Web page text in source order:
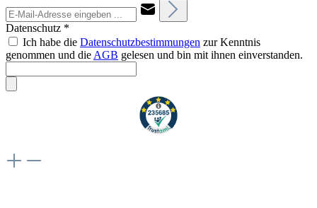
Datenschutz *
Ich habe die Datenschutzbestimmungen zur Kenntnis
genommen und die AGB gelesen und bin mit ihnen einverstanden.